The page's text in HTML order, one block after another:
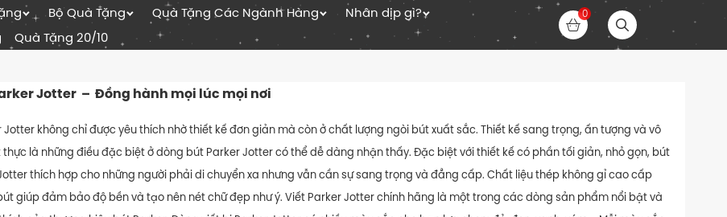
Bộ Quà Tặng Quà Tặng Các Ngành Hàng
Nhân dịp gì?
Quà Tặng 20/10
0
Jotter – Đồng hành mọi lúc mọi nơi
Jotter không chỉ được yêu thích nhờ thiết kế đơn giản mà còn ở chất lượng ngòi bút xuất sắc. Thiết kế sang trọng, ấn tượng và vô
là những điều đặc biệt ở dòng bút Parker Jotter có thể dễ dàng nhận thấy. Đặc biệt với thiết kế có phần tối giản, nhỏ gọn, bút
thích hợp cho những người phải di chuyển xa nhưng vẫn cần sự sang trọng và đẳng cấp. Chất liệu thép không gỉ cao cấp
giúp đảm bảo độ bền và tạo nên nét chữ đẹp như ý. Viết Parker Jotter chính hãng là một trong các dòng sản phẩm nổi bật và